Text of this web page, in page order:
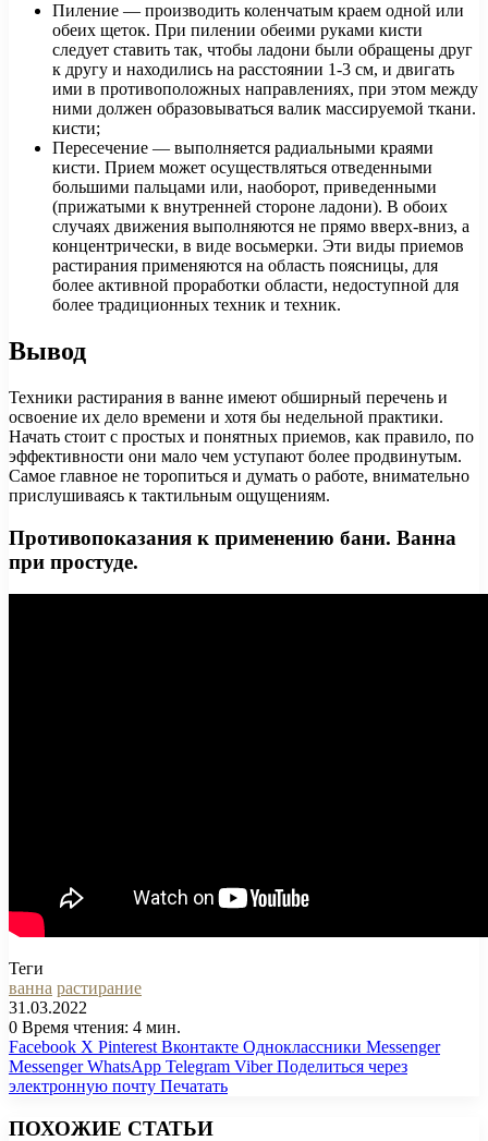
Пиление — производить коленчатым краем одной или
обеих щеток. При пилении обеими руками кисти
следует ставить так, чтобы ладони были обращены друг
к другу и находились на расстоянии 1-3 см, и двигать
ими в противоположных направлениях, при этом между
ними должен образовываться валик массируемой ткани.
кисти;
Пересечение — выполняется радиальными краями
кисти. Прием может осуществляться отведенными
большими пальцами или, наоборот, приведенными
(прижатыми к внутренней стороне ладони). В обоих
случаях движения выполняются не прямо вверх-вниз, а
концентрически, в виде восьмерки. Эти виды приемов
растирания применяются на область поясницы, для
более активной проработки области, недоступной для
более традиционных техник и техник.
Вывод
Техники растирания в ванне имеют обширный перечень и
освоение их дело времени и хотя бы недельной практики.
Начать стоит с простых и понятных приемов, как правило, по
эффективности они мало чем уступают более продвинутым.
Самое главное не торопиться и думать о работе, внимательно
прислушиваясь к тактильным ощущениям.
Противопоказания к применению бани. Ванна
при простуде.
Теги
ванна растирание
31.03.2022
0 Время чтения: 4 мин.
Facebook X Pinterest Вконтакте Одноклассники Messenger
Messenger WhatsApp Telegram Viber Поделиться через
электронную почту Печатать
ПОХОЖИЕ СТАТЬИ